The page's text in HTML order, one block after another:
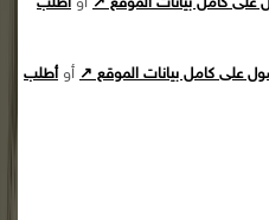
على كامل بيانات الموقع ↗ أوأطلب